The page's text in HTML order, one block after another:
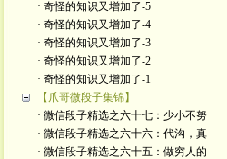
· 奇怪的知识又增加了-5
· 奇怪的知识又增加了-4
· 奇怪的知识又增加了-3
· 奇怪的知识又增加了-2
· 奇怪的知识又增加了-1
【爪哥微段子集锦】
· 微信段子精选之六十七：少小不努
· 微信段子精选之六十六：代沟，真
· 微信段子精选之六十五：做穷人的